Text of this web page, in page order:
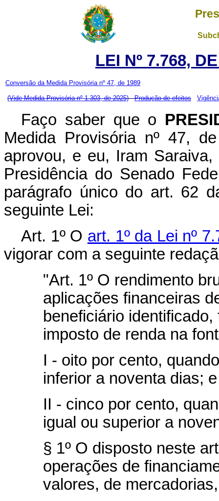
LEI Nº 7.768,
Conversão da Medida Provisória nº 47, de 1989
(Vide Medida Provisória nº 1.303, de 2025) Produção de efeitos
Faço saber que o
Medida Provisória nº 47,
aprovou, e eu, Iram
Presidência do Senado
parágrafo único do art. 62
seguinte Lei:
Art. 1º O art. 1º da Lei nº
vigorar com a seguinte
"Art. 1º O rendimento
aplicações financeiras
beneficiário
imposto de renda na
I - oito por cento,
inferior a noventa dias; e
II - cinco por cento,
igual ou superior a
§ 1º O disposto neste
operações de
valores, de